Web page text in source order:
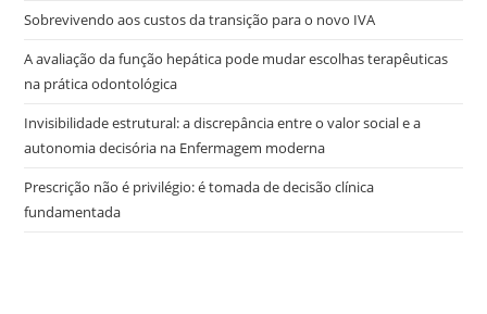
Sobrevivendo aos custos da transição para o novo IVA
A avaliação da função hepática pode mudar escolhas terapêuticas
na prática odontológica
Invisibilidade estrutural: a discrepância entre o valor social e a
autonomia decisória na Enfermagem moderna
Prescrição não é privilégio: é tomada de decisão clínica
fundamentada